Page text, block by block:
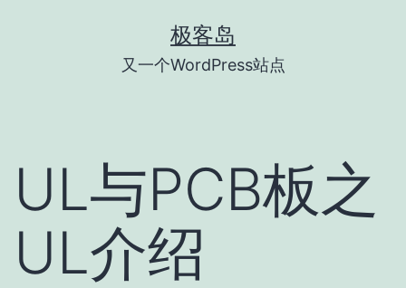
极客岛
又一个WordPress站点
UL与PCB板之
UL介绍